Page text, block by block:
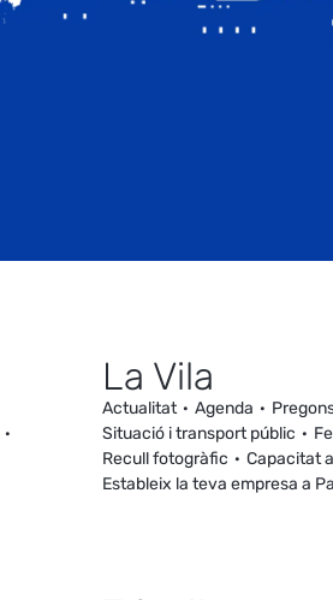
La Vila
Actualitat Agenda
Situació i transport públic
Recull fotogràfic
Capacitat
Estableix la teva empresa a